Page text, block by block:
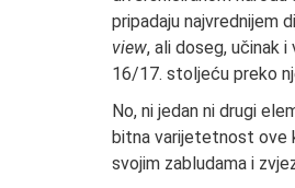
pripadaju najvrednijem
view, ali doseg, uči­nak
16/17. stoljeću preko
No, ni jedan ni drugi
bitna varijetetnost ove
svojim zabludama i